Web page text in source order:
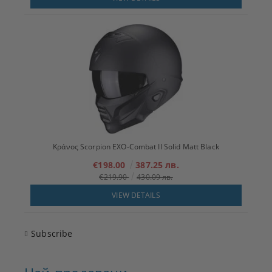
Κράνος Scorpion EXO-Combat II Solid Matt Black
€198.00 387.25 лв.
€219.90
430.09 лв.
VIEW DETAILS
Subscribe